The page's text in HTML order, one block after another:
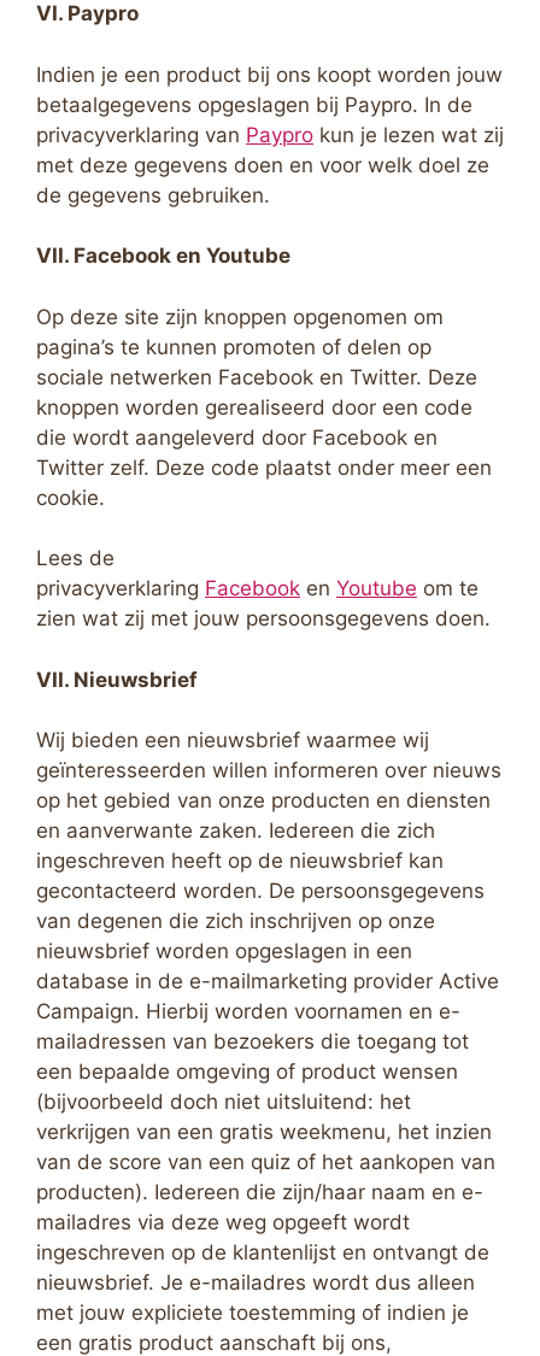
VI. Paypro
Indien je een product bij ons koopt worden jouw
betaalgegevens opgeslagen bij Paypro. In de
privacyverklaring van Paypro kun je lezen wat zij
met deze gegevens doen en voor welk doel ze
de gegevens gebruiken.
VII. Facebook en Youtube
Op deze site zijn knoppen opgenomen om
pagina’s te kunnen promoten of delen op
sociale netwerken Facebook en Twitter. Deze
knoppen worden gerealiseerd door een code
die wordt aangeleverd door Facebook en
Twitter zelf. Deze code plaatst onder meer een
cookie.
Lees de
privacyverklaring Facebook en Youtube om te
zien wat zij met jouw persoonsgegevens doen.
VII. Nieuwsbrief
Wij bieden een nieuwsbrief waarmee wij
geïnteresseerden willen informeren over nieuws
op het gebied van onze producten en diensten
en aanverwante zaken. Iedereen die zich
ingeschreven heeft op de nieuwsbrief kan
gecontacteerd worden. De persoonsgegevens
van degenen die zich inschrijven op onze
nieuwsbrief worden opgeslagen in een
database in de e-mailmarketing provider Active
Campaign. Hierbij worden voornamen en e-
mailadressen van bezoekers die toegang tot
een bepaalde omgeving of product wensen
(bijvoorbeeld doch niet uitsluitend: het
verkrijgen van een gratis weekmenu, het inzien
van de score van een quiz of het aankopen van
producten). Iedereen die zijn/haar naam en e-
mailadres via deze weg opgeeft wordt
ingeschreven op de klantenlijst en ontvangt de
nieuwsbrief. Je e-mailadres wordt dus alleen
met jouw expliciete toestemming of indien je
een gratis product aanschaft bij ons,